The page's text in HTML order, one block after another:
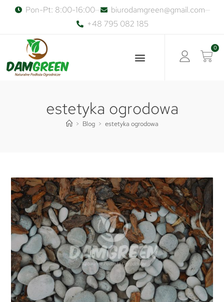
Pon-Pt: 8:00-16:00
biurodamgreen@gmail.com
+48 795 082 185
0
estetyka ogrodowa
> Blog > estetyka ogrodowa